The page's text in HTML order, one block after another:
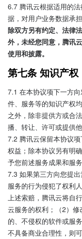
6.7 腾讯云根据适用的
据，对用户业务数据承
除双方另有约定、法律
外，未经您同意，腾讯
使用和披露。
第七条 知识产权
7.1 在本协议项下一方
件、服务等的知识产权
之外，除非提供方或合
播、转让、许可或提供
7.2 腾讯云保留本协议
权益；除本协议另有明
予您前述服务成果和服
7.3 如果第三方向您提
服务的行为侵犯了权利
上述索赔，腾讯云将自
云服务的权利；（2）
的、不侵权的软件或服
不具备商业合理性，则